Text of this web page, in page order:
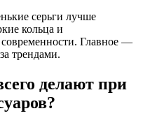
серьги лучше
кольца и
Главное —
трендами.
делают при